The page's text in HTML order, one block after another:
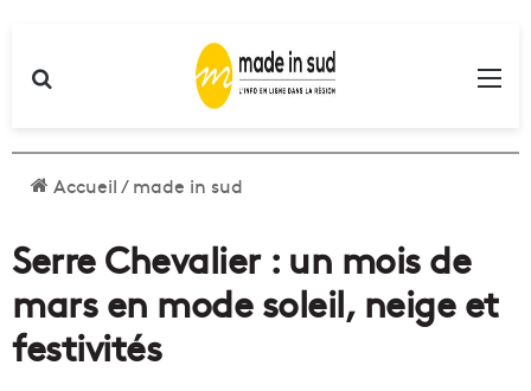
Accueil/made in sud
Serre Chevalier : un mois de
mars en mode soleil, neige et
festivités